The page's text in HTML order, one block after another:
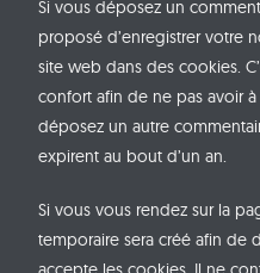
Si vous déposez un
proposé d’enregistrer votre
site web dans des cookies.
confort afin de ne pas avoir
déposez un autre
expirent au bout d’un an.
Si vous vous rendez sur la
temporaire sera créé afin de